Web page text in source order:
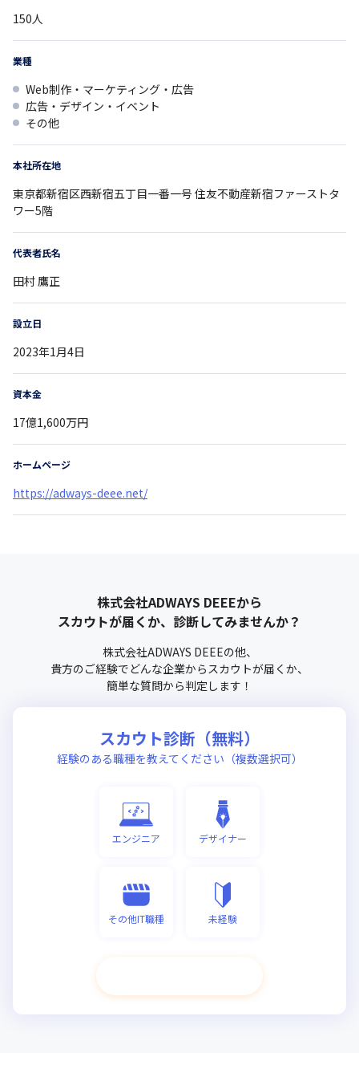
150人
業種
Web制作・マーケティング・広告
広告・デザイン・イベント
その他
本社所在地
東京都新宿区西新宿五丁目一番一号 住友不動産新宿ファーストタ
ワー5階
代表者氏名
田村 鷹正
設立日
2023年1月4日
資本金
17億1,600万円
ホームページ
https://adways-deee.net/
株式会社ADWAYS DEEEから
スカウトが届くか、診断してみませんか？
株式会社ADWAYS DEEEの他、
貴方のご経験でどんな企業からスカウトが届くか、
簡単な質問から判定します！
スカウト診断（無料）
経験のある職種を教えてください（複数選択可）
エンジニア デザイナー
その他IT職種 未経験